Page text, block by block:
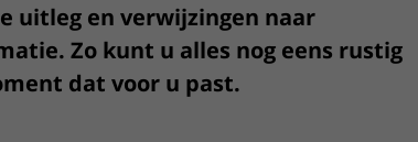
uitleg en verwijzingen naar
Zo kunt u alles nog eens rustig
dat voor u past.